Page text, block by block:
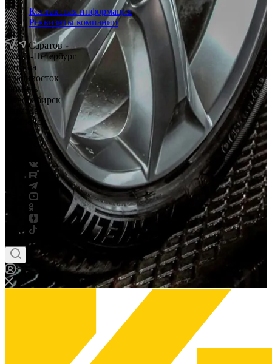
Контактная информация
Реквизиты компании
Саратов
Санкт-Петербург
Москва
Владивосток
Тюмень
Новосибирск
Саратов
Смоленск
Беларусь